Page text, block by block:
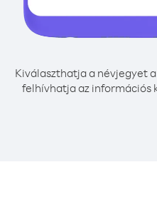
Kiválaszthatja a névjegyet
felhívhatja az információs